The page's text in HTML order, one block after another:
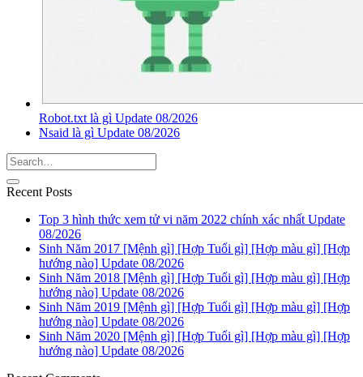
Robot.txt là gì Update 08/2026
Nsaid là gì Update 08/2026
Recent Posts
Top 3 hình thức xem tử vi năm 2022 chính xác nhất Update
08/2026
Sinh Năm 2017 [Mệnh gì] [Hợp Tuổi gì] [Hợp màu gì] [Hợp
hướng nào] Update 08/2026
Sinh Năm 2018 [Mệnh gì] [Hợp Tuổi gì] [Hợp màu gì] [Hợp
hướng nào] Update 08/2026
Sinh Năm 2019 [Mệnh gì] [Hợp Tuổi gì] [Hợp màu gì] [Hợp
hướng nào] Update 08/2026
Sinh Năm 2020 [Mệnh gì] [Hợp Tuổi gì] [Hợp màu gì] [Hợp
hướng nào] Update 08/2026